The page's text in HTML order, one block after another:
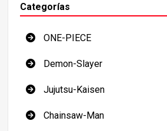
Categorías
ONE-PIECE
Demon-Slayer
Jujutsu-Kaisen
Chainsaw-Man